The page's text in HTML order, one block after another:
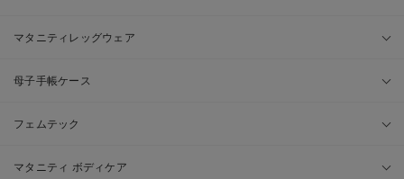
マタニティレッグウェア
母子手帳ケース
フェムテック
マタニティ ボディケア